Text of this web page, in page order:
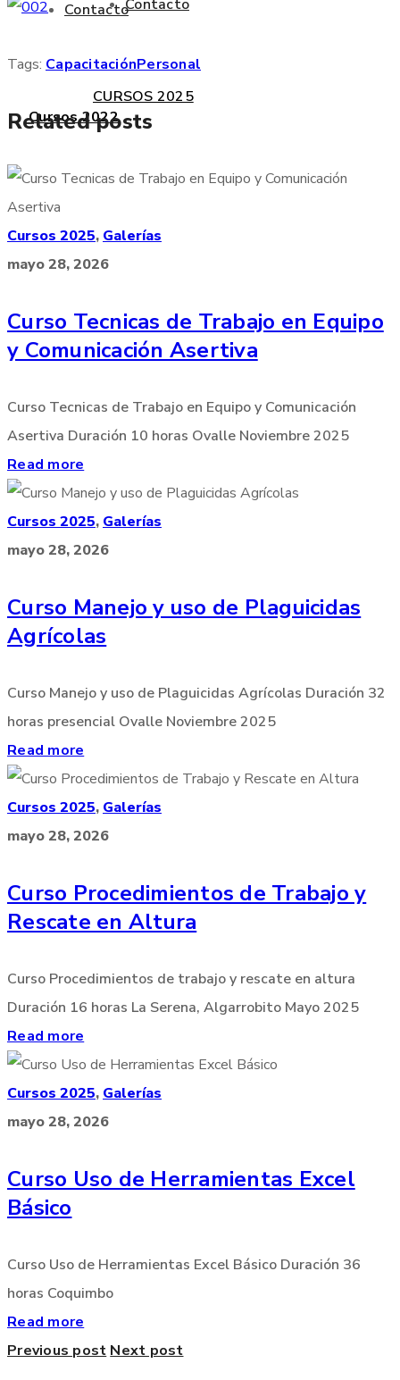
Contacto
Cursos 2022
Contacto
CURSOS 2025
Tags: CapacitaciónPersonal
Related posts
Cursos 2025, Galerías
mayo 28, 2026
Curso Tecnicas de Trabajo en Equipo
y Comunicación Asertiva
Curso Tecnicas de Trabajo en Equipo y Comunicación
Asertiva Duración 10 horas Ovalle Noviembre 2025
Read more
Cursos 2025, Galerías
mayo 28, 2026
Curso Manejo y uso de Plaguicidas
Agrícolas
Curso Manejo y uso de Plaguicidas Agrícolas Duración 32
horas presencial Ovalle Noviembre 2025
Read more
Cursos 2025, Galerías
mayo 28, 2026
Curso Procedimientos de Trabajo y
Rescate en Altura
Curso Procedimientos de trabajo y rescate en altura
Duración 16 horas La Serena, Algarrobito Mayo 2025
Read more
Cursos 2025, Galerías
mayo 28, 2026
Curso Uso de Herramientas Excel
Básico
Curso Uso de Herramientas Excel Básico Duración 36
horas Coquimbo
Read more
Previous post Next post